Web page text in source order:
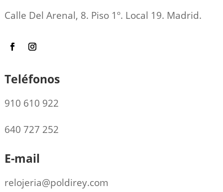
Calle Del Arenal, 8. Piso 1º. Local 19. Madrid.
Teléfonos
910 610 922
640 727 252
E-mail
relojeria@poldirey.com